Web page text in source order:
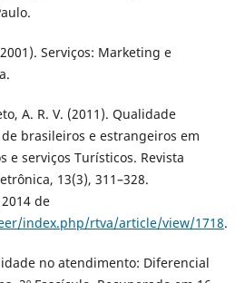
Serviços: Marketing e
A. R. V. (2011). Qualidade
brasileiros e estrangeiros em
e serviços Turísticos. Revista
13(3), 311–328.
de
index.php/rtva/article/view/1718.
no atendimento: Diferencial